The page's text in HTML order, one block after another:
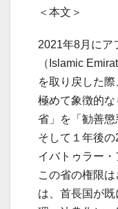
＜本文＞
2021年8月にア
（Islamic
を取り戻した
極めて象徴的
省」を「勧善
そして１年後
イバトゥラー・
この省の権限
は、首長国が